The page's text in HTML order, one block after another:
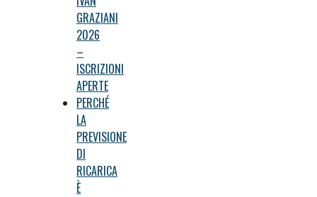
GRAZIANI
2026
–
ISCRIZIONI
APERTE
PERCHÉ
LA
PREVISIONE
DI
RICARICA
È